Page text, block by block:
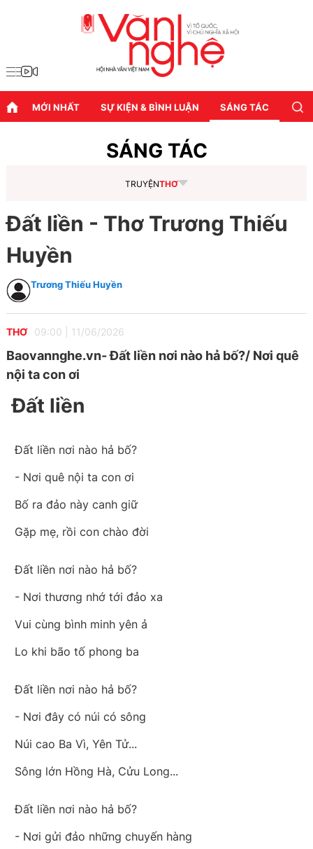
MỚI NHẤT SỰ KIỆN & BÌNH LUẬN SÁNG TÁC
SÁNG TÁC
TRUYỆNTHƠ
Đất liền - Thơ Trương Thiếu
Huyền
Trương Thiếu Huyền
THƠ 09:00 11/06/2026
Baovannghe.vn- Đất liền nơi nào hả bố?/ Nơi quê
nội ta con ơi
Đất liền
Đất liền nơi nào hả bố?
- Nơi quê nội ta con ơi
Bố ra đảo này canh giữ
Gặp mẹ, rồi con chào đời
Đất liền nơi nào hả bố?
- Nơi thương nhớ tới đảo xa
Vui cùng bình minh yên ả
Lo khi bão tố phong ba
Đất liền nơi nào hả bố?
- Nơi đây có núi có sông
Núi cao Ba Vì, Yên Tử...
Sông lớn Hồng Hà, Cửu Long...
Đất liền nơi nào hả bố?
- Nơi gửi đảo những chuyến hàng